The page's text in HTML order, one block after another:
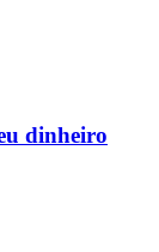
dinheiro